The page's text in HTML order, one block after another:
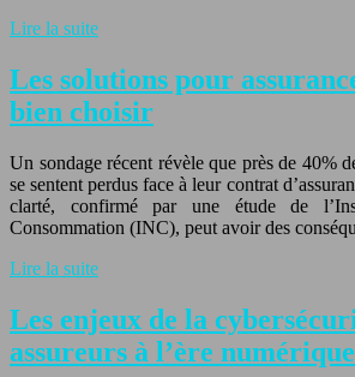
Lire la suite
Les solutions pour
bien choisir
Un sondage récent révèle que près de 40%
se sentent perdus face à leur contrat
clarté, confirmé par une étude de
Consommation (INC), peut avoir des
Lire la suite
Les enjeux de la
assureurs à l’ère numérique